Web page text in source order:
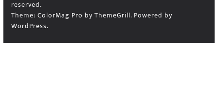
reserved.
Theme: ColorMag Pro by ThemeGrill. Powered by
WordPress.